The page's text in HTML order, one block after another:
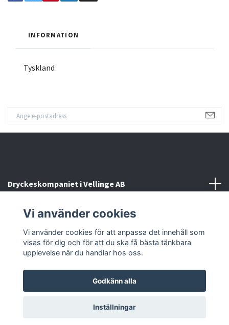
INFORMATION
Tyskland
Dryckeskompaniet i Vellinge AB
Kontakta oss
Sociala medier
© 2026 Dryckeskompaniet i Vellinge
Vi använder cookies
Vi använder cookies för att anpassa det innehåll som
visas för dig och för att du ska få bästa tänkbara
upplevelse när du handlar hos oss.
Godkänn alla
Inställningar